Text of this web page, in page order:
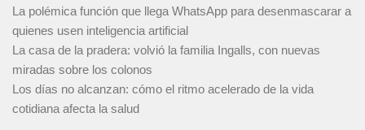
La polémica función que llega WhatsApp para desenmascarar a
quienes usen inteligencia artificial
La casa de la pradera: volvió la familia Ingalls, con nuevas
miradas sobre los colonos
Los días no alcanzan: cómo el ritmo acelerado de la vida
cotidiana afecta la salud